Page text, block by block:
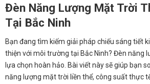
Đèn Năng Lượng Mặt Trời
Tại Bắc Ninh
Bạn đang tìm kiếm giải pháp chiếu sáng tiết
thiện với môi trường tại Bắc Ninh? Đèn năng
lựa chọn hoàn hảo. Bài viết này sẽ giúp bạn
năng lượng mặt trời liền thể, công suất thực